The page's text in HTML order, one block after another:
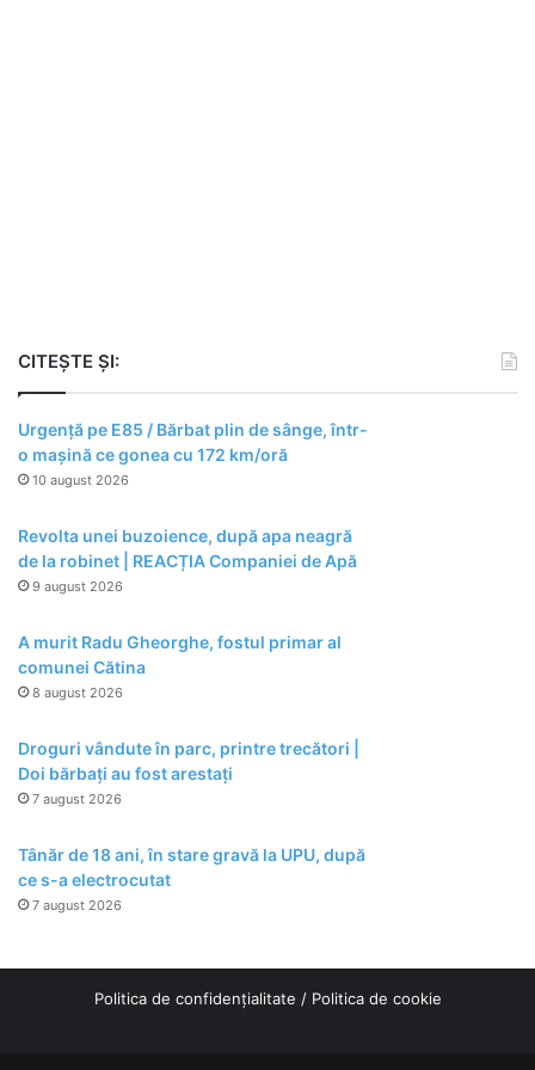
CITEȘTE ȘI:
Urgență pe E85 / Bărbat plin de sânge, într-
o mașină ce gonea cu 172 km/oră
10 august 2026
Revolta unei buzoience, după apa neagră
de la robinet | REACȚIA Companiei de Apă
9 august 2026
A murit Radu Gheorghe, fostul primar al
comunei Cătina
8 august 2026
Droguri vândute în parc, printre trecători |
Doi bărbați au fost arestați
7 august 2026
Tânăr de 18 ani, în stare gravă la UPU, după
ce s-a electrocutat
7 august 2026
Politica de confidențialitate / Politica de cookie